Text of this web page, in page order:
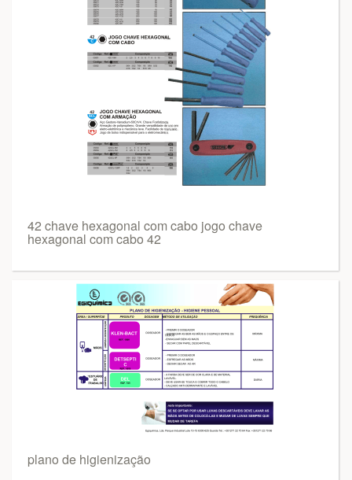
42 chave hexagonal com cabo jogo chave
hexagonal com cabo 42
plano de higienização